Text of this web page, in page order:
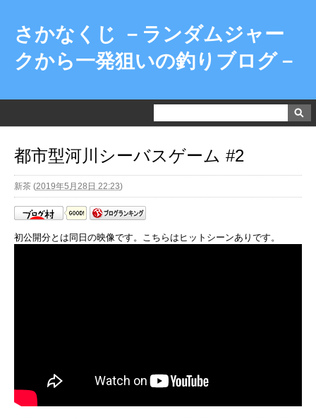
さかなくじ －ランダムジャー
クから一発狙いの釣りブログ－
都市型河川シーバスゲーム #2
新茶 (2019年5月28日 22:23)
初公開分とは同日の映像です。こちらはヒットシーンありです。